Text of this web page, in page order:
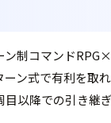
制コマンド
ン式で有利を取
以降での引き継